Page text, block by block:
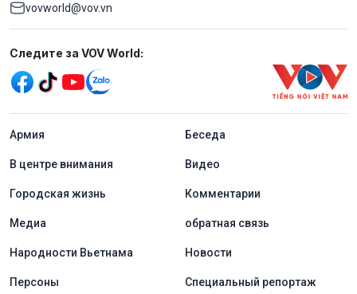
vovworld@vov.vn
Mạng xã hội
Следите за VOV World:
menu footer tiếng Nga
Aрмия Беседа
В центре внимания Видео
Городская жизнь Комментарии
Медиа обратная связь
Народности Вьетнама Новости
Персоны Специальный репортаж